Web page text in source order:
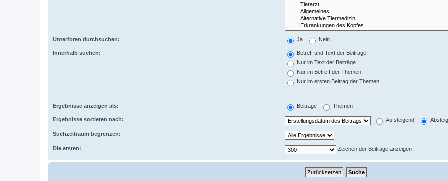
Unterforen durchsuchen: Ja Nein
Innerhalb suchen:
Betreff und Text der Beiträge
Nur im Text der Beiträge
Nur im Betreff der Themen
Nur im ersten Beitrag der Themen
Ergebnisse anzeigen als: Beiträge Themen
Ergebnisse sortieren nach: Aufsteigend
Suchzeitraum begrenzen:
Die ersten: Zeichen der Beiträge anzeigen